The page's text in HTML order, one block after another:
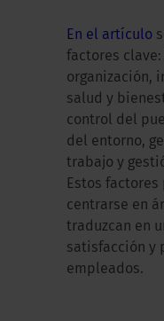
En el artículo
factores
organización,
salud y
control del
del entorno,
trabajo y
Estos
centrarse en
traduzcan en
satisfacción y
empleados.